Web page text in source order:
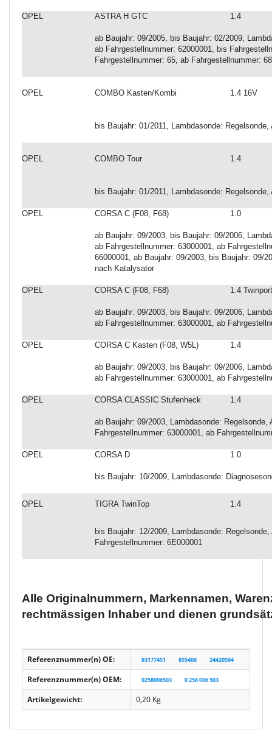
OPEL ASTRA H GTC 1.4
ab Baujahr: 09/2005, bis Baujahr: 02/2009,
ab Fahrgestellnummer: 62000001, bis
Fahrgestellnummer: 65, ab Fahrgestellnummer:
OPEL COMBO Kasten/Kombi 1.4 16V
bis Baujahr: 01/2011, Lambdasonde:
OPEL COMBO Tour 1.4
bis Baujahr: 01/2011, Lambdasonde:
OPEL CORSA C (F08, F68) 1.0
ab Baujahr: 09/2003, bis Baujahr: 09/2006,
ab Fahrgestellnummer: 63000001, ab
66000001, ab Baujahr: 09/2003, bis Baujahr: 09/
nach Katalysator
OPEL CORSA C (F08, F68) 1.4 Twinport
ab Baujahr: 09/2003, bis Baujahr: 09/2006,
ab Fahrgestellnummer: 63000001, ab
OPEL CORSA C Kasten (F08, W5L) 1.4
ab Baujahr: 09/2003, bis Baujahr: 09/2006,
ab Fahrgestellnummer: 63000001, ab
OPEL CORSA CLASSIC Stufenheck 1.4
ab Baujahr: 09/2003, Lambdasonde:
Fahrgestellnummer: 63000001, ab
OPEL CORSA D 1.0
bis Baujahr: 10/2009, Lambdasonde:
OPEL TIGRA TwinTop 1.4
bis Baujahr: 12/2009, Lambdasonde:
Fahrgestellnummer: 6E000001
Alle Originalnummern, Markennamen,
rechtmässigen Inhaber und dienen
Referenznummer(n) OE: 93177451 855406 24420594
Referenznummer(n) OEM: 0258006503 0 258 006 503
Artikelgewicht: 0,20 Kg